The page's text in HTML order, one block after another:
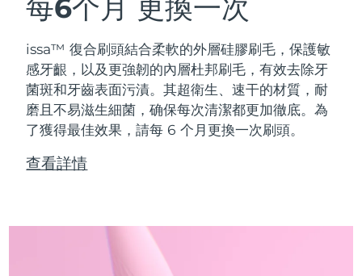
每6个月 更換一次
issa™ 復合刷頭結合柔軟的外層硅膠刷毛，保護敏
感牙齦，以及更強韌的內層杜邦刷毛，有效去除牙
菌斑和牙齒表面污漬。其超衛生、速干的材質，耐
磨且不易滋生細菌，确保每次清潔都更加徹底。為
了獲得最佳效果，請每 6 个月更換一次刷頭。
查看詳情